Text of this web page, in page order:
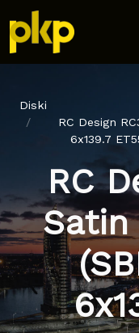
Diski
RC Design
6x139.7
RC